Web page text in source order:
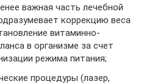
важная часть лечебной
коррекцию веса
витаминно-
в организме за счет
режима питания;
процедуры (лазер,